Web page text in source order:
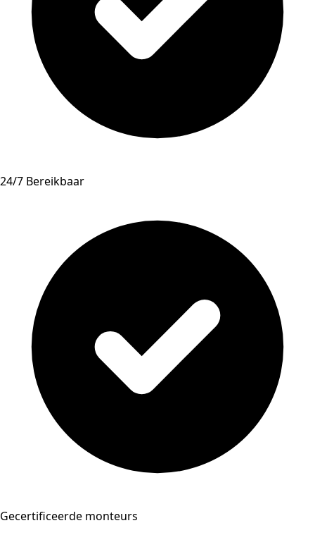
24/7 Bereikbaar
Gecertificeerde monteurs